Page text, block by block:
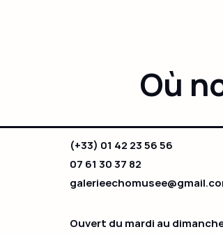
Où
(+33) 01 42 23 56 56
07 61 30 37 82
Ouvert du mardi au